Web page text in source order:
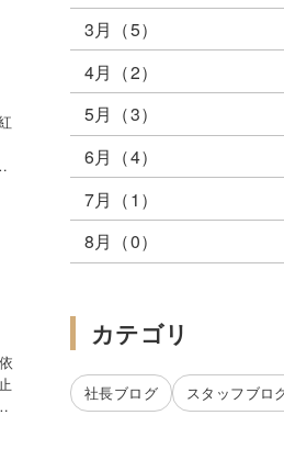
3月（5）
4月（2）
5月（3）
6月（4）
7月（1）
8月（0）
カテゴリ
社長ブログ スタッフブロ